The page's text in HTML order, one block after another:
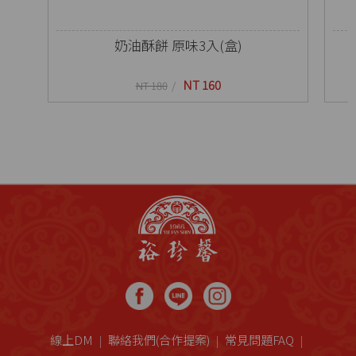
奶油酥餅 原味3入(盒)
NT 180 NT 160
線上DM 聯絡我們(合作提案) 常見問題FAQ